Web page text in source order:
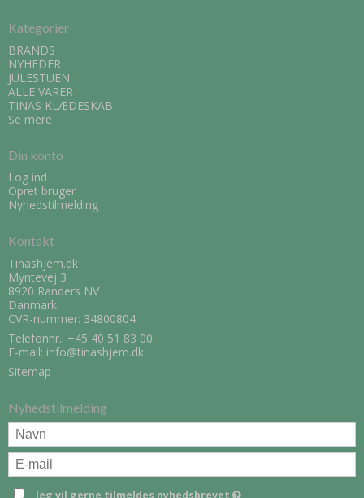
Kategorier
BRANDS
NYHEDER
JULESTUEN
ALLE VARER
TINAS KLÆDESKAB
Se mere
Din konto
Log ind
Opret bruger
Nyhedstilmelding
Kontakt
Tinashjem.dk
Myntevej 3
8920 Randers NV
Danmark
CVR-nummer: 34800804
Telefonnr.: +45 40 51 83 00
E-mail: info@tinashjem.dk
Sitemap
Nyhedstilmelding
Jeg vil gerne tilmeldes nyhedsbrevet